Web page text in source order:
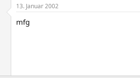
13. Januar 2002
mfg